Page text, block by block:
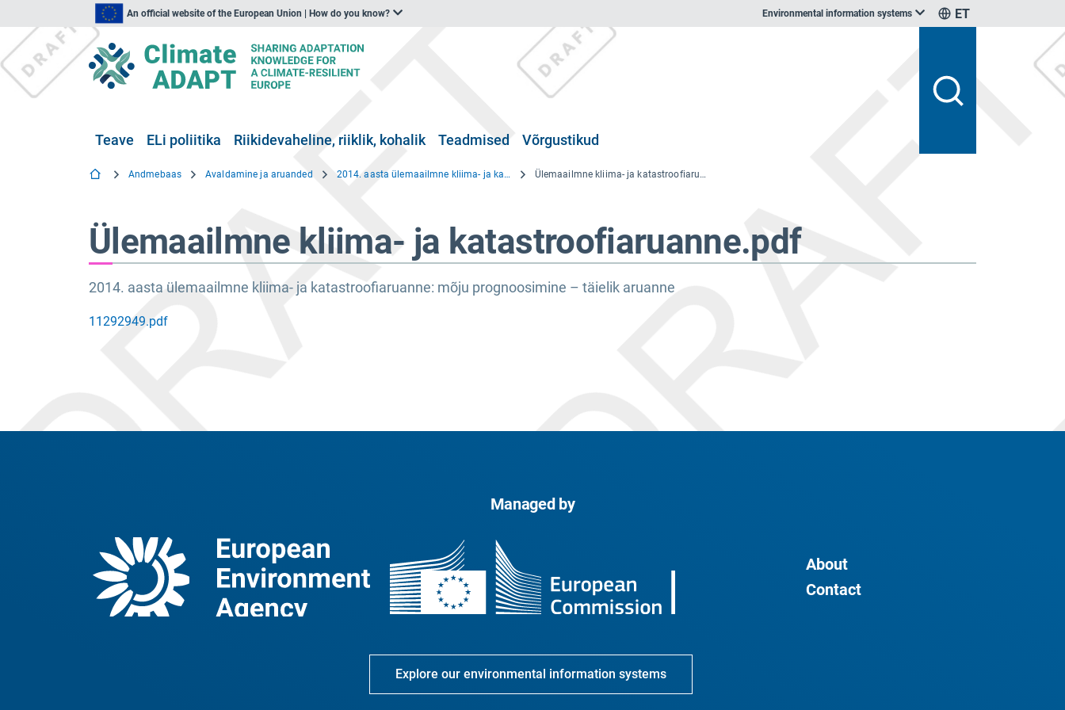
An official website of the European Union | How do you know? Environmental information systems ET
Teave ELi poliitika Riikidevaheline, riiklik, kohalik Teadmised Võrgustikud
Andmebaas Avaldamine ja aruanded 2014. aasta ülemaailmne kliima- ja katastroofiaruanne Ülemaailmne kliima- ja katastroofiaruanne.pdf
Ülemaailmne kliima- ja katastroofiaruanne.pdf
2014. aasta ülemaailmne kliima- ja katastroofiaruanne: mõju prognoosimine – täielik aruanne
11292949.pdf
Managed by
About
Contact
Explore our environmental information systems